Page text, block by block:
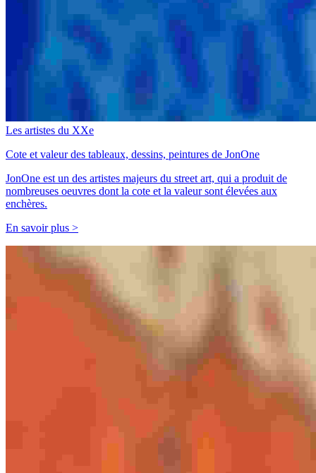
Les artistes du XXe
Cote et valeur des tableaux, dessins, peintures de JonOne
JonOne est un des artistes majeurs du street art, qui a produit de
nombreuses oeuvres dont la cote et la valeur sont élevées aux
enchères.
En savoir plus >